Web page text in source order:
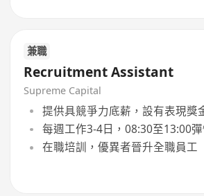
兼職
Recruitment Assistant
Supreme Capital
提供具競爭力底薪，設有表現獎
每週工作3-4日，08:30至13:00
在職培訓，優異者晉升全職員工